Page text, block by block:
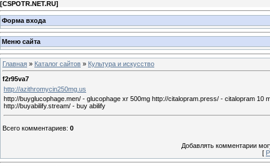
[CSPOTR.NET.RU]
Форма входа
Меню сайта
Главная » Каталог сайтов » Культура и искусство
f2r95va7
http://azithromycin250mg.us
http://buyglucophage.men/ - glucophage xr 500mg http://citalopram.press/ - citalopram
http://buyabilify.stream/ - buy abilify
Всего комментариев: 0
Добавлять комментарии
[